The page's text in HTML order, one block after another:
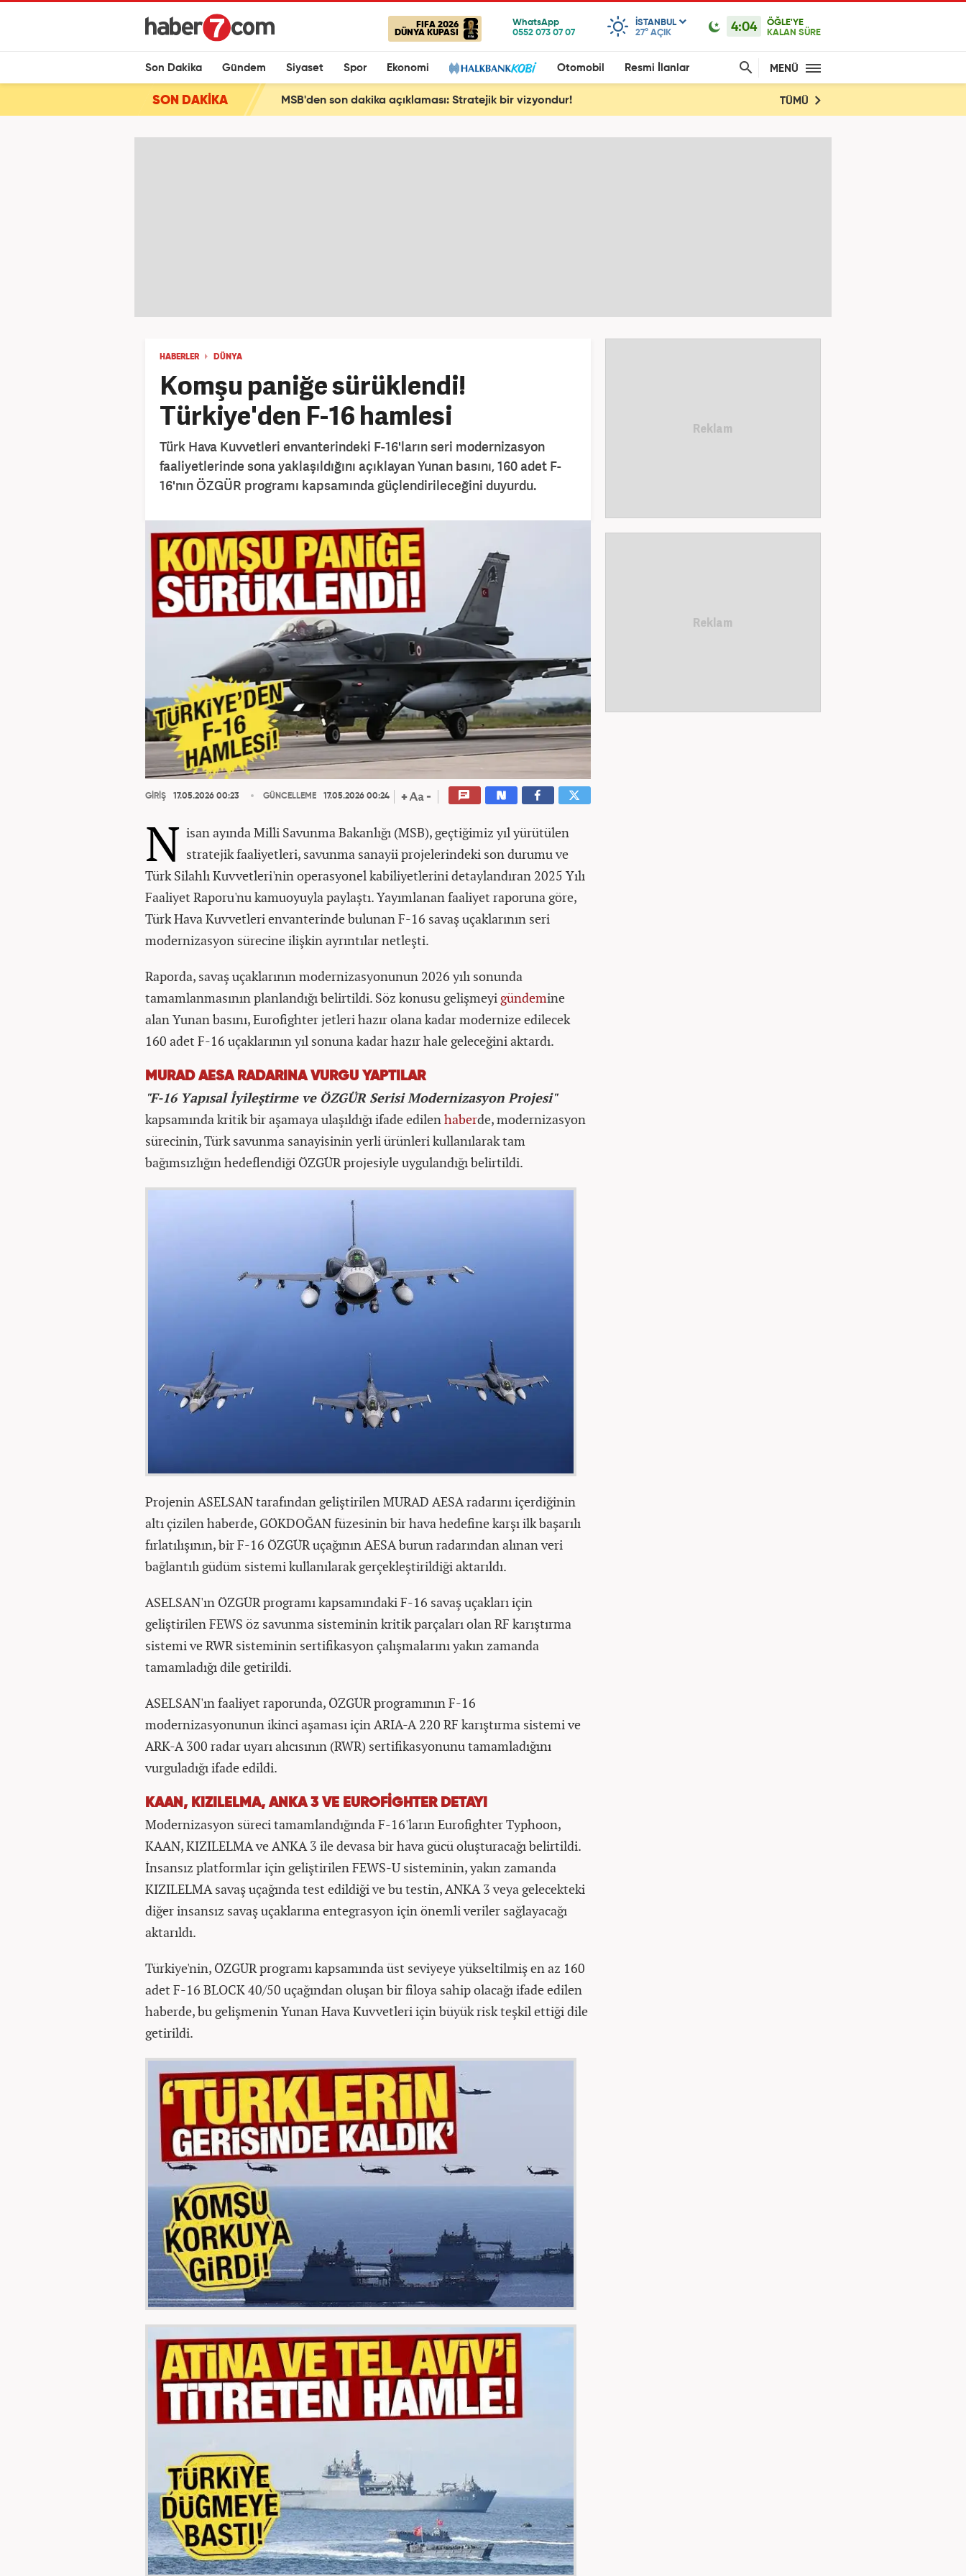
FIFA 2026
DÜNYA KUPASI
ISTANBUL
27° AÇIK 4:04
ÖĞLE'YE
KALAN SÜRE
Son Dakika Gündem Siyaset Spor Ekonomi Otomobil Resmi İlanlar MENÜ
SON DAKİKA MSB'den son dakika açıklaması: Stratejik bir vizyondur! TÜMÜ
HABERLER DÜNYA
Komşu paniğe sürüklendi!
Türkiye'den F-16 hamlesi
Türk Hava Kuvvetleri envanterindeki F-16'ların seri modernizasyon
faaliyetlerinde sona yaklaşıldığını açıklayan Yunan basını, 160 adet F-
16'nın ÖZGÜR programı kapsamında güçlendirileceğini duyurdu.
GİRİŞ 17.05.2026 00:23 GÜNCELLEME 17.05.2026 00:24
N isan ayında Milli Savunma Bakanlığı (MSB), geçtiğimiz yıl yürütülen
stratejik faaliyetleri, savunma sanayii projelerindeki son durumu ve
Türk Silahlı Kuvvetleri'nin operasyonel kabiliyetlerini detaylandıran 2025 Yılı
Faaliyet Raporu'nu kamuoyuyla paylaştı. Yayımlanan faaliyet raporuna göre,
Türk Hava Kuvvetleri envanterinde bulunan F-16 savaş uçaklarının seri
modernizasyon sürecine ilişkin ayrıntılar netleşti.
Raporda, savaş uçaklarının modernizasyonunun 2026 yılı sonunda
tamamlanmasının planlandığı belirtildi. Söz konusu gelişmeyi gündemine
alan Yunan basını, Eurofighter jetleri hazır olana kadar modernize edilecek
160 adet F-16 uçaklarının yıl sonuna kadar hazır hale geleceğini aktardı.
MURAD AESA RADARINA VURGU YAPTILAR
"F-16 Yapısal İyileştirme ve ÖZGÜR Serisi Modernizasyon Projesi"
kapsamında kritik bir aşamaya ulaşıldığı ifade edilenhaberde, modernizasyon
sürecinin, Türk savunma sanayisinin yerli ürünleri kullanılarak tam
bağımsızlığın hedeflendiği ÖZGÜR projesiyle uygulandığı belirtildi.
Projenin ASELSAN tarafından geliştirilen MURAD AESA radarını içerdiğinin
altı çizilen haberde, GÖKDOĞAN füzesinin bir hava hedefine karşı ilk başarılı
fırlatılışının, bir F-16 ÖZGÜR uçağının AESA burun radarından alınan veri
bağlantılı güdüm sistemi kullanılarak gerçekleştirildiği aktarıldı.
ASELSAN'ın ÖZGÜR programı kapsamındaki F-16 savaş uçakları için
geliştirilen FEWS öz savunma sisteminin kritik parçaları olan RF karıştırma
sistemi ve RWR sisteminin sertifikasyon çalışmalarını yakın zamanda
tamamladığı dile getirildi.
ASELSAN'ın faaliyet raporunda, ÖZGÜR programının F-16
modernizasyonunun ikinci aşaması için ARIA-A 220 RF karıştırma sistemi ve
ARK-A 300 radar uyarı alıcısının (RWR) sertifikasyonunu tamamladığını
vurguladığı ifade edildi.
KAAN, KIZILELMA, ANKA 3 VE EUROFİGHTER DETAYI
Modernizasyon süreci tamamlandığında F-16'ların Eurofighter Typhoon,
KAAN, KIZILELMA ve ANKA 3 ile devasa bir hava gücü oluşturacağı belirtildi.
İnsansız platformlar için geliştirilen FEWS-U sisteminin, yakın zamanda
KIZILELMA savaş uçağında test edildiği ve bu testin, ANKA 3 veya gelecekteki
diğer insansız savaş uçaklarına entegrasyon için önemli veriler sağlayacağı
aktarıldı.
Türkiye'nin, ÖZGÜR programı kapsamında üst seviyeye yükseltilmiş en az 160
adet F-16 BLOCK 40/50 uçağından oluşan bir filoya sahip olacağı ifade edilen
haberde, bu gelişmenin Yunan Hava Kuvvetleri için büyük risk teşkil ettiği dile
getirildi.